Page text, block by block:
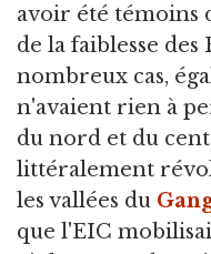
avoir été témoins
de la faiblesse
nombreux cas,
n'avaient rien à
du nord et du
littéralement
les vallées du
que l'EIC